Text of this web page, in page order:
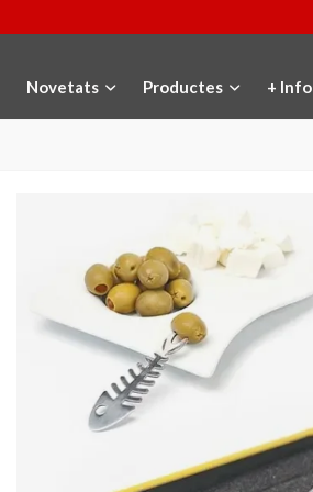
Novetats Productes + Info
Afegir a la cistella
Medalla commemorativa Gaudí